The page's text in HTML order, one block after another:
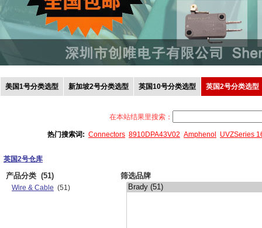
美国1号分类选型 新加坡2号分类选型 英国10号分类选型 英国2号分类选型
在本站结果里搜索：
热门搜索词: Connectors 8910DPA43V02 Amphenol UVZSeries
英国2号仓库
产品分类 (51)
Wire & Cable (51)
筛选品牌